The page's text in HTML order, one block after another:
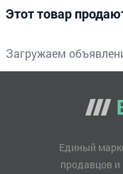
Этот товар
Загружаем
Единый
продавцов и